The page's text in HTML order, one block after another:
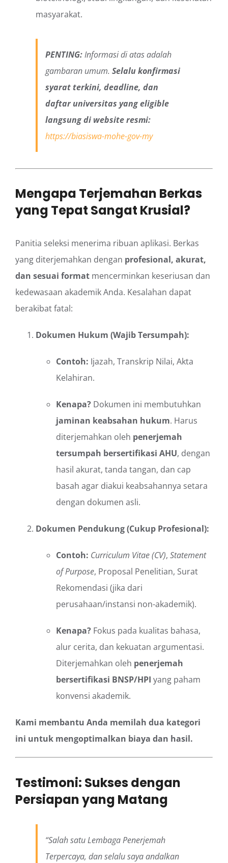
masyarakat.
PENTING:Informasi di atas adalah
gambaran umum. Selalu konfirmasi
syarat terkini, deadline, dan
daftar universitas yang eligible
langsung di website resmi:
https://biasiswa-mohe-gov-my
Mengapa Terjemahan Berkas
yang Tepat Sangat Krusial?
Panitia seleksi menerima ribuan aplikasi. Berkas
yang diterjemahkan dengan profesional, akurat,
dan sesuai format mencerminkan keseriusan dan
kedewasaan akademik Anda. Kesalahan dapat
berakibat fatal:
Dokumen Hukum (Wajib Tersumpah):
Contoh: Ijazah, Transkrip Nilai, Akta
Kelahiran.
Kenapa? Dokumen ini membutuhkan
jaminan keabsahan hukum. Harus
diterjemahkan oleh penerjemah
tersumpah bersertifikasi AHU, dengan
hasil akurat, tanda tangan, dan cap
basah agar diakui keabsahannya setara
dengan dokumen asli.
Dokumen Pendukung (Cukup Profesional):
Contoh: Curriculum Vitae (CV), Statement
of Purpose, Proposal Penelitian, Surat
Rekomendasi (jika dari
perusahaan/instansi non-akademik).
Kenapa? Fokus pada kualitas bahasa,
alur cerita, dan kekuatan argumentasi.
Diterjemahkan oleh penerjemah
bersertifikasi BNSP/HPI yang paham
konvensi akademik.
Kami membantu Anda memilah dua kategori
ini untuk mengoptimalkan biaya dan hasil.
Testimoni: Sukses dengan
Persiapan yang Matang
“Salah satu Lembaga Penerjemah
Terpercaya, dan selalu saya andalkan